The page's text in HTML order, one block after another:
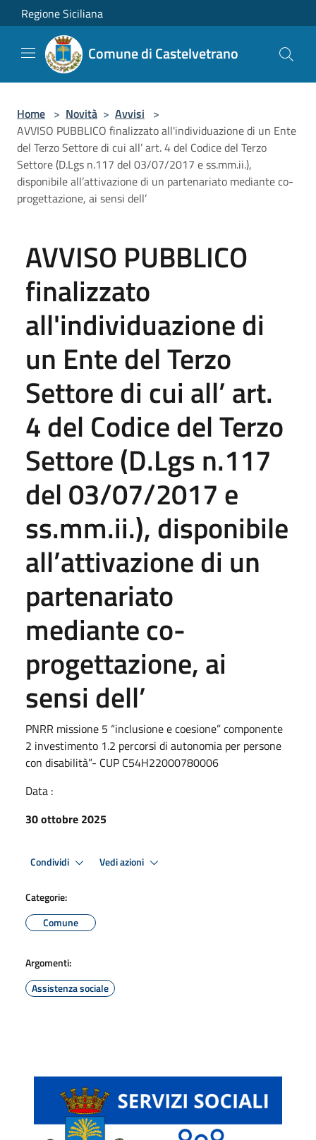
Salta al contenuto principale
Regione Siciliana
Comune di Castelvetrano
Home > Novità > Avvisi >
AVVISO PUBBLICO finalizzato all'individuazione di un Ente
del Terzo Settore di cui all’ art. 4 del Codice del Terzo
Settore (D.Lgs n.117 del 03/07/2017 e ss.mm.ii.),
disponibile all’attivazione di un partenariato mediante co-
progettazione, ai sensi dell’
AVVISO PUBBLICO
finalizzato
all'individuazione di
un Ente del Terzo
Settore di cui all’ art.
4 del Codice del Terzo
Settore (D.Lgs n.117
del 03/07/2017 e
ss.mm.ii.), disponibile
all’attivazione di un
partenariato
mediante co-
progettazione, ai
sensi dell’
PNRR missione 5 “inclusione e coesione” componente
2 investimento 1.2 percorsi di autonomia per persone
con disabilità”- CUP C54H22000780006
Data :
30 ottobre 2025
Condividi Vedi azioni
Categorie:
Comune
Argomenti:
Assistenza sociale